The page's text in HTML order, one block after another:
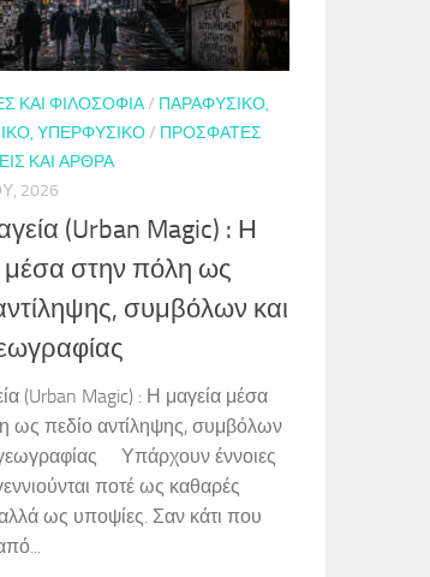
ΚΑΙ ΦΙΛΟΣΟΦΊΑ/ ΠΑΡΑΦΥΣΙΚΌ,
ΥΠΕΡΦΥΣΙΚΌ/ ΠΡΌΣΦΑΤΕΣ
ΚΑΙ ΆΡΘΡΑ
2026
(Urban Magic) : Η
μέσα στην πόλη ως
συμβόλων και
(Urban Magic) : Η μαγεία μέσα
ως πεδίο αντίληψης, συμβόλων
Υπάρχουν έννοιες
ποτέ ως καθαρές
ως υποψίες. Σαν κάτι που